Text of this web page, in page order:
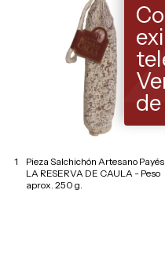
1
Pieza Salchichón Artesano Payés
LA RESERVA DE CAULA - Peso
aprox. 250 g.